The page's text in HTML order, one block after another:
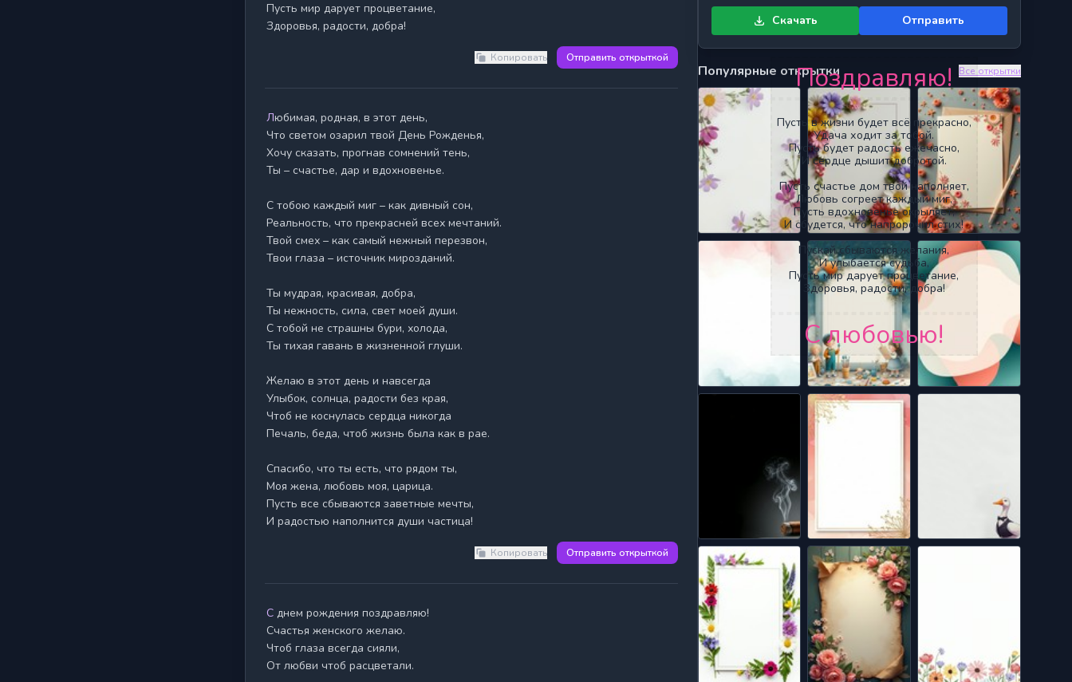
Пусть мир дарует процветание,
Здоровья, радости, добра!
Копировать Отправить открыткой
Любимая, родная, в этот день,
Что светом озарил твой День Рожденья,
Хочу сказать, прогнав сомнений тень,
Ты – счастье, дар и вдохновенье.
С тобою каждый миг – как дивный сон,
Реальность, что прекрасней всех мечтаний.
Твой смех – как самый нежный перезвон,
Твои глаза – источник мирозданий.
Ты мудрая, красивая, добра,
Ты нежность, сила, свет моей души.
С тобой не страшны бури, холода,
Ты тихая гавань в жизненной глуши.
Желаю в этот день и навсегда
Улыбок, солнца, радости без края,
Чтоб не коснулась сердца никогда
Печаль, беда, чтоб жизнь была как в рае.
Спасибо, что ты есть, что рядом ты,
Моя жена, любовь моя, царица.
Пусть все сбываются заветные мечты,
Копировать Отправить открыткой
С днем рождения поздравляю!
Счастья женского желаю.
Чтоб глаза всегда сияли,
От любви чтоб расцветали.
Поздравляю!
Пусть в жизни будет всё прекрасно,
Удача ходит за тобой.
Пусть будет радость ежечасно,
И сердце дышит добротой.
Пусть счастье дом твой наполняет,
Любовь согреет каждый миг,
Пусть вдохновенье окрыляет,
И сбудется, что напророчил стих!
Пускай сбываются желания,
И улыбается судьба,
Пусть мир дарует процветание,
Здоровья, радости, добра!
С любовью!
Скачать Отправить
Популярные открытки Все открытки